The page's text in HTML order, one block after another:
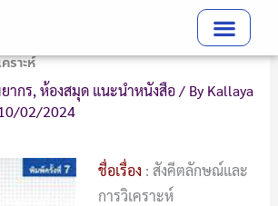
ราะห์
ากร, ห้องสมุด แนะนำหนังสือ/ By Kallaya
02/2024
ชื่อเรื่อง : สังคีตลักษณ์และ
การวิเคราะห์